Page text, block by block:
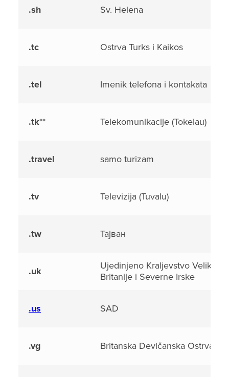
.sh Sv. Helena
.tc Ostrva Turks i Kaikos
.tel Imenik telefona i kontakata
.tk** Telekomunikacije (Tokelau)
.travel samo turizam
.tv Televizija (Tuvalu)
.tw Тајван
.uk
Ujedinjeno Kraljevstvo Velike
Britanije i Severne Irske
.us SAD
.vg Britanska Devičanska Ostrva